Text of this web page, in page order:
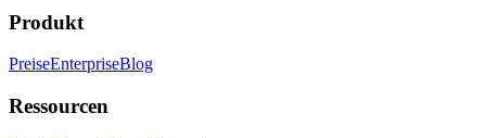
Produkt
PreiseEnterpriseBlog
Ressourcen